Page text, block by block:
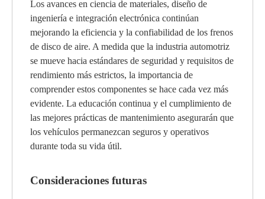
Los avances en ciencia de materiales, diseño de
ingeniería e integración electrónica continúan
mejorando la eficiencia y la confiabilidad de los frenos
de disco de aire. A medida que la industria automotriz
se mueve hacia estándares de seguridad y requisitos de
rendimiento más estrictos, la importancia de
comprender estos componentes se hace cada vez más
evidente. La educación continua y el cumplimiento de
las mejores prácticas de mantenimiento asegurarán que
los vehículos permanezcan seguros y operativos
durante toda su vida útil.
Consideraciones futuras